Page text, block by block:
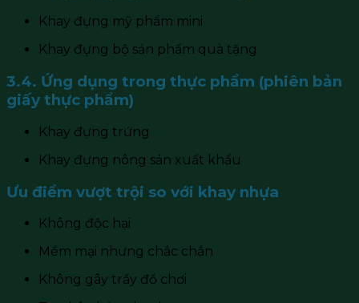
Khay đựng mỹ phẩm mini
Khay đựng bộ sản phẩm quà tặng
3.4. Ứng dụng trong thực phẩm (phiên bản
giấy thực phẩm)
Khay đựng trứng
Khay đựng nông sản xuất khẩu
Ưu điểm vượt trội so với khay nhựa
Không độc hại
Mềm mại nhưng chắc chắn
Không gây trầy đồ chơi